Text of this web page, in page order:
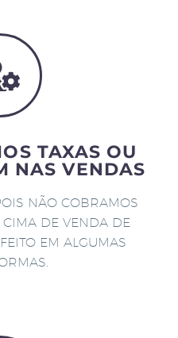
TAXAS OU
NAS VENDAS
NÃO COBRAMOS
DE VENDA DE
EM ALGUMAS